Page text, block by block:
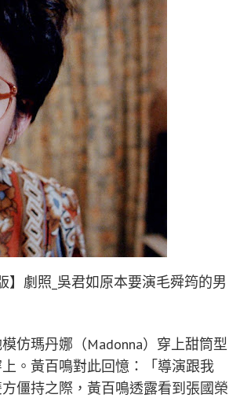
】劇照_吳君如原本要演毛舜筠的男
仿瑪丹娜（Madonna）穿上甜筒型
。黃百鳴對此回憶：「導演跟我
僵持之際，黃百鳴透露看到張國榮